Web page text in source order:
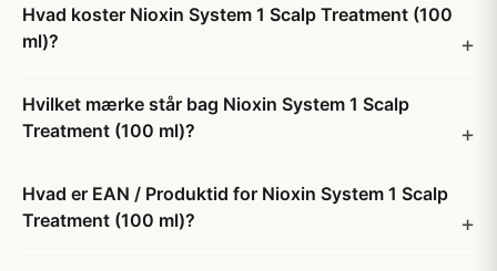
Hvad koster Nioxin System 1 Scalp Treatment (100
ml)?
Hvilket mærke står bag Nioxin System 1 Scalp
Treatment (100 ml)?
Hvad er EAN / Produktid for Nioxin System 1 Scalp
Treatment (100 ml)?